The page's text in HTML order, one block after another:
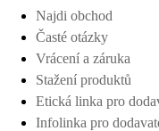
Najdi obchod
Časté otázky
Vrácení a záruka
Stažení produktů
Etická linka pro
Infolinka pro